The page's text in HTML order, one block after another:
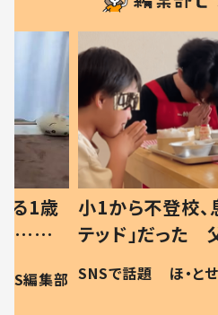
る1歳
…母
現行
編集部
小1から不登校、
テッド」だった
食”を作り続け
和の親 #令和の
SNSで話題 ほ・と